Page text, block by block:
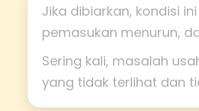
Jika dibiarkan, kondisi
pemasukan menurun,
Sering kali, masalah
yang tidak terlihat dan